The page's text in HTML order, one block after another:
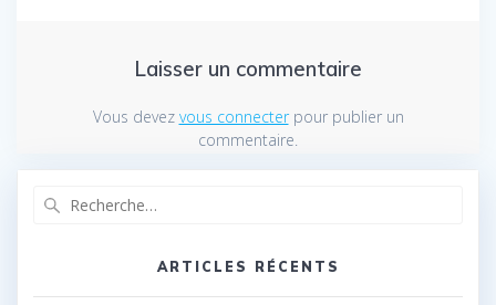
Laisser un commentaire
Vous devez vous connecterpour publier un
commentaire.
ARTICLES RÉCENTS